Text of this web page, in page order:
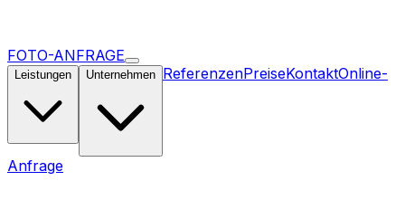
FOTO-ANFRAGE
Leistungen Unternehmen ReferenzenPreiseKontaktOnline-
Anfrage